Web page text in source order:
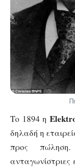
Το 1894 η
δηλαδή η
προς
ανταγωνίστριες